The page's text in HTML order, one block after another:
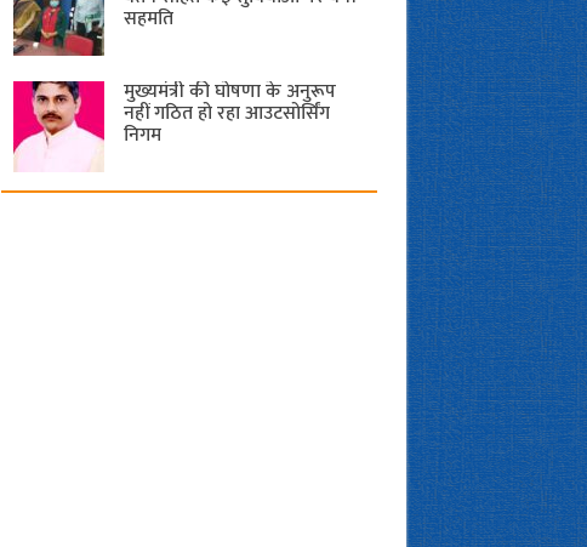
सहमति
मुख्यमंत्री की घोषणा के अनुरूप
नहीं गठित हो रहा आउटसोर्सिंग
निगम